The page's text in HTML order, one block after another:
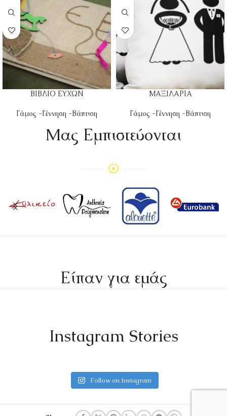
ΒΙΒΛΙΟ ΕΥΧΩΝ
Γάμος -Γέννηση -Βάπτιση
ΜΑΞΙΛΑΡΙΑ
Γάμος -Γέννηση -Βάπτιση
Mας Εμπιστεύονται
Είπαν για εμάς
Instagram Stories
Follow on Instagram